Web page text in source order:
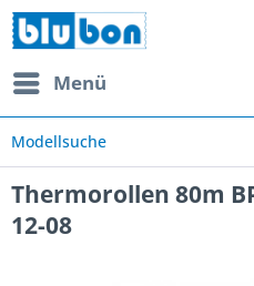
Menü
Modellsuche
Thermorollen 80m
12-08